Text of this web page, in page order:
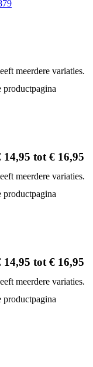
meerdere variaties.
productpagina
14,95 tot € 16,95
meerdere variaties.
productpagina
14,95 tot € 16,95
meerdere variaties.
productpagina